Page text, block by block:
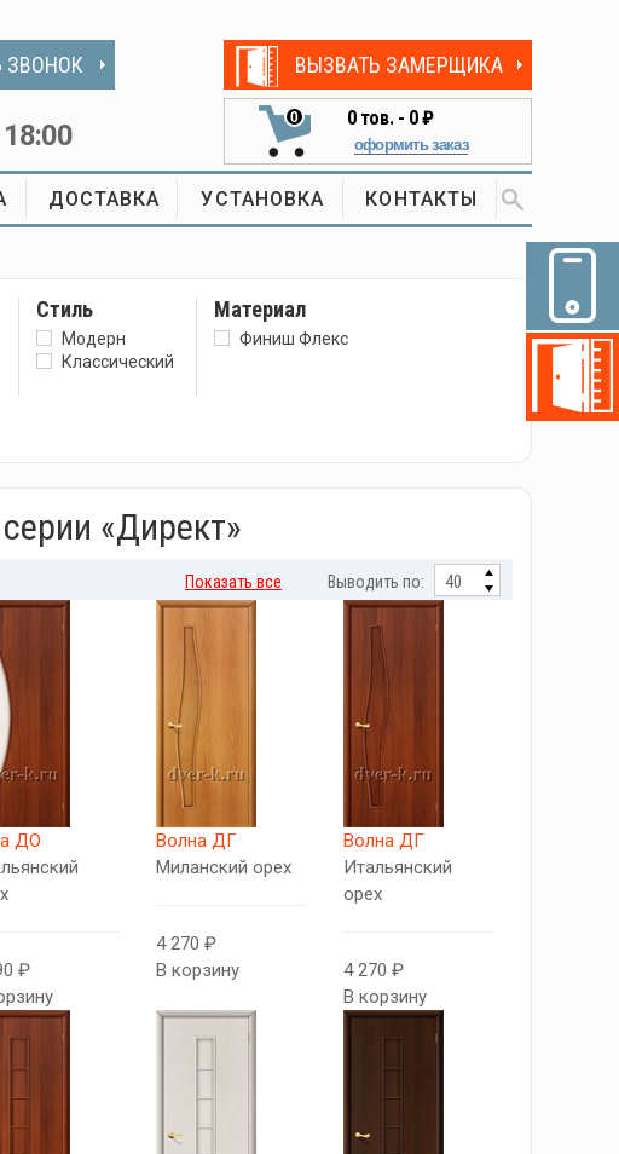
ЗВОНОК ВЫЗВАТЬ ЗАМЕРЩИКА
0 0тов. - 0 ₽
оформить заказ
ДОСТАВКА УСТАНОВКА КОНТАКТЫ
Стиль
Модерн
Классический
Материал
Финиш Флекс
«Директ»
Показать все Выводить по:
ДО
₽
Волна ДГ
Миланский орех
4 270 ₽
В корзину
Волна ДГ
Итальянский
орех
4 270 ₽
В корзину